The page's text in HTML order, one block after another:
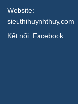
Website:
sieuthihuynhthuy.com
Kết nối: Facebook